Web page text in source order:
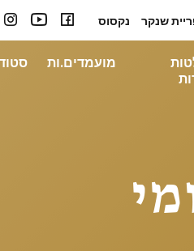
שנקר נקסוס
מועמדים.ות